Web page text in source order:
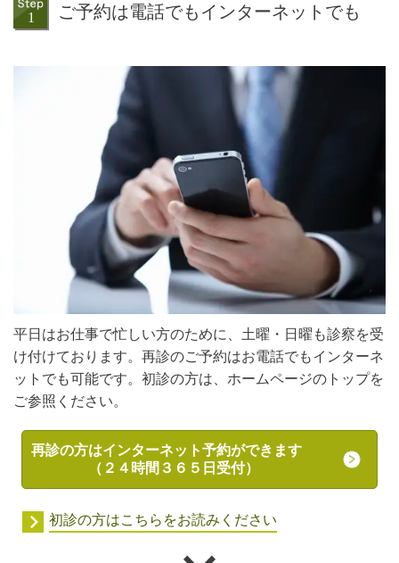
ご予約は電話でもインターネットでも
平日はお仕事で忙しい方のために、土曜・日曜も診察を受
け付けております。再診のご予約はお電話でもインターネ
ットでも可能です。初診の方は、ホームページのトップを
ご参照ください。
再診の方はインターネット予約ができます
（２４時間３６５日受付）
初診の方はこちらをお読みください